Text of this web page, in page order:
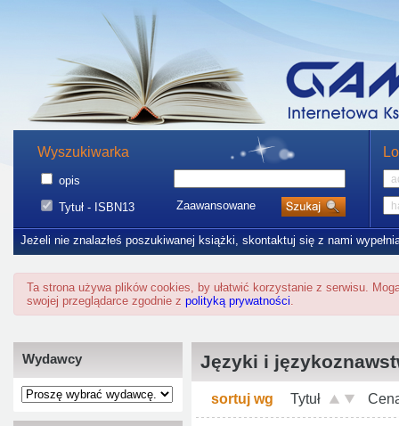
Wyszukiwarka
opis
Tytuł - ISBN13
Zaawansowane
Jeżeli nie znalazłeś poszukiwanej książki, skontaktuj się z nami
Ta strona używa plików cookies, by ułatwić korzystanie z serwisu.
swojej przeglądarce zgodnie z polityką prywatności.
Wydawcy Języki i
sortuj wg Tytuł